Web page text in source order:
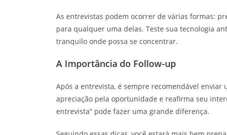
As entrevistas podem ocorrer de várias formas:
para qualquer uma delas. Teste sua tecnologia
tranquilo onde possa se concentrar.
A Importância do Follow-up
Após a entrevista, é sempre recomendável
apreciação pela oportunidade e reafirma seu
entrevista” pode fazer uma grande diferença.